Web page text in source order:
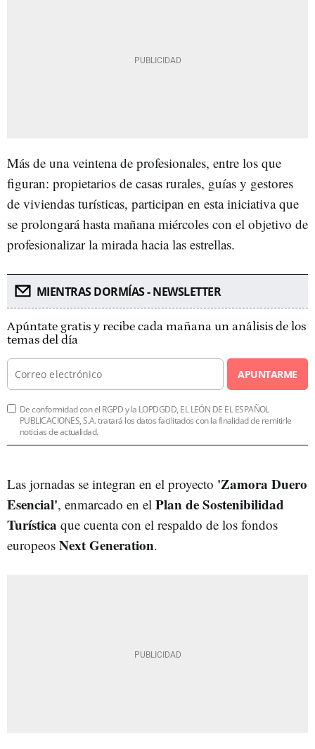
Más de una veintena de profesionales, entre los que
figuran: propietarios de casas rurales, guías y gestores
de viviendas turísticas, participan en esta iniciativa que
se prolongará hasta mañana miércoles con el objetivo de
profesionalizar la mirada hacia las estrellas.
MIENTRAS DORMÍAS - NEWSLETTER
Apúntate gratis y recibe cada mañana un análisis de los
temas del día
APUNTARME
De conformidad con el RGPD y la LOPDGDD, EL LEÓN DE EL ESPAÑOL
PUBLICACIONES, S.A. tratará los datos facilitados con la finalidad de remitirle
noticias de actualidad.
Las jornadas se integran en el proyecto 'Zamora Duero
Esencial', enmarcado en el Plan de Sostenibilidad
Turística que cuenta con el respaldo de los fondos
europeos Next Generation.